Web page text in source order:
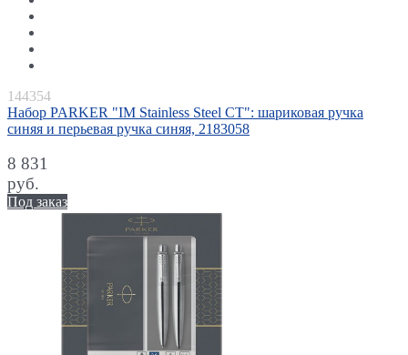
144354
Набор PARKER "IM Stainless Steel CT": шариковая ручка
синяя и перьевая ручка синяя, 2183058
8 831
руб.
Под заказ